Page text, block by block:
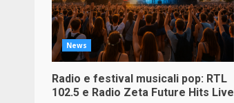
News
Radio e festival musicali pop: RTL
102.5 e Radio Zeta Future Hits Live